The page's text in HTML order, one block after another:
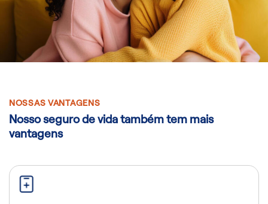
NOSSAS VANTAGENS
Nosso seguro de vida também tem mais
vantagens